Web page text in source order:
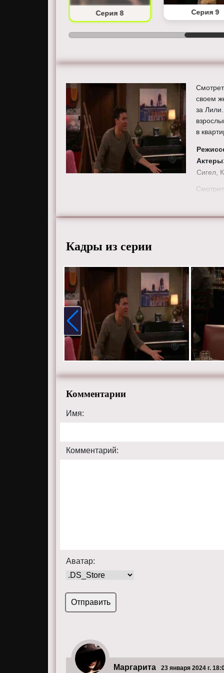
Серия 8 Серия 9
своем
за
в
Сигел,
Кадры из серии
Комментарии
Имя:
Комментарий:
Аватар:
Маргарита 23 января 2024 г.